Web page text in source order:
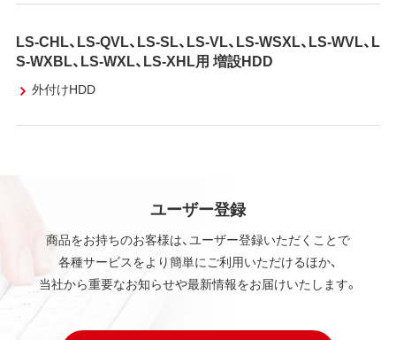
LS-CHL、LS-QVL、LS-SL、LS-VL、LS-WSXL、LS-WVL、L
S-WXBL、LS-WXL、LS-XHL用 増設HDD
外付けHDD
ユーザー登録
商品をお持ちのお客様は、ユーザー登録いただくことで
各種サービスをより簡単にご利用いただけるほか、
当社から重要なお知らせや最新情報をお届けいたします。